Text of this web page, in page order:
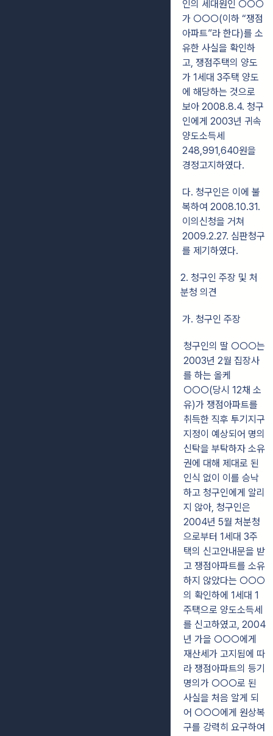
인의 세대원인 ○○○
가 ○○○(이하 “쟁점
아파트”라 한다)를 소
유한 사실을 확인하
고, 쟁점주택의 양도
가 1세대 3주택 양도
에 해당하는 것으로
보아 2008.8.4. 청구
인에게 2003년 귀속
양도소득세
248,991,640원을
경정고지하였다.
다. 청구인은 이에 불
복하여 2008.10.31.
이의신청을 거쳐
2009.2.27. 심판청구
를 제기하였다.
2. 청구인 주장 및 처
분청 의견
가. 청구인 주장
청구인의 딸 ○○○는
2003년 2월 집장사
를 하는 올케
○○○(당시 12채 소
유)가 쟁점아파트를
취득한 직후 투기지구
지정이 예상되어 명의
신탁을 부탁하자 소유
권에 대해 제대로 된
인식 없이 이를 승낙
하고 청구인에게 알리
지 않아, 청구인은
2004년 5월 처분청
으로부터 1세대 3주
택의 신고안내문을 받
고 쟁점아파트를 소유
하지 않았다는 ○○○
의 확인하에 1세대 1
주택으로 양도소득세
를 신고하였고, 2004
년 가을 ○○○에게
재산세가 고지됨에 따
라 쟁점아파트의 등기
명의가 ○○○로 된
사실을 처음 알게 되
어 ○○○에게 원상복
구를 강력히 요구하여